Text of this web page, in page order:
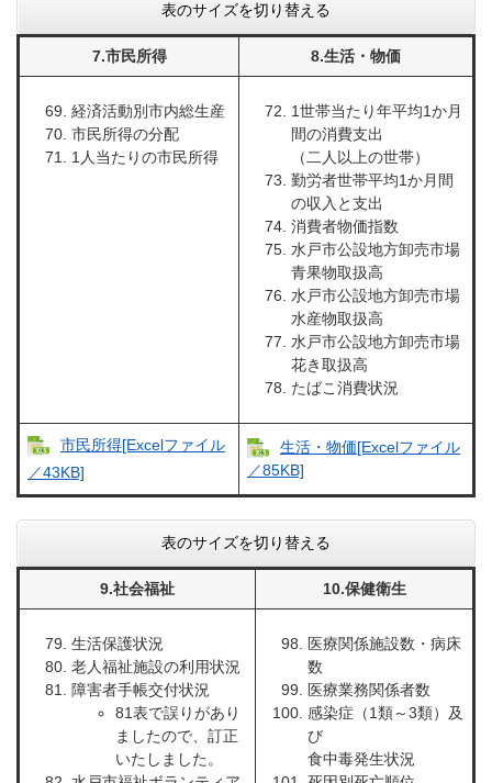
表のサイズを切り替える
7.市民所得 8.生活・物価
経済活動別市内総生産
市民所得の分配
1人当たりの市民所得
1世帯当たり年平均1か月
間の消費支出
（二人以上の世帯）
勤労者世帯平均1か月間
の収入と支出
消費者物価指数
水戸市公設地方卸売市場
青果物取扱高
水戸市公設地方卸売市場
水産物取扱高
水戸市公設地方卸売市場
花き取扱高
たばこ消費状況
市民所得[Excelファイル
／43KB]
生活・物価[Excelファイル
／85KB]
表のサイズを切り替える
9.社会福祉 10.保健衛生
生活保護状況
老人福祉施設の利用状況
障害者手帳交付状況
81表で誤りがあり
ましたので、訂正
いたしました。
医療関係施設数・病床
数
医療業務関係者数
感染症（1類～3類）及
び
食中毒発生状況